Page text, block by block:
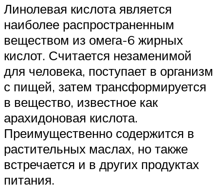
Линолевая кислота является
наиболее распространенным
веществом из омега-6 жирных
кислот. Считается незаменимой
для человека, поступает в организм
с пищей, затем трансформируется
в вещество, известное как
арахидоновая кислота.
Преимущественно содержится в
растительных маслах, но также
встречается и в других продуктах
питания.